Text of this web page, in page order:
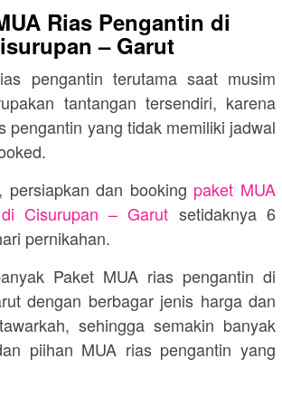
Rias Pengantin di
– Garut
pengantin terutama saat musim
tantangan tersendiri, karena
pengantin yang tidak memiliki jadwal
persiapkan dan booking paket MUA
Cisurupan – Garut setidaknya 6
pernikahan.
Paket MUA rias pengantin di
dengan berbagar jenis harga dan
sehingga semakin banyak
piihan MUA rias pengantin yang